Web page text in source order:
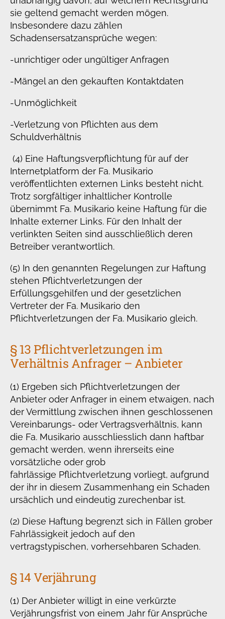
sie geltend gemacht werden mögen.
Insbesondere dazu zählen
Schadensersatzansprüche wegen:
-unrichtiger oder ungültiger Anfragen
-Mängel an den gekauften Kontaktdaten
-Unmöglichkeit
-Verletzung von Pflichten aus dem
Schuldverhältnis
(4) Eine Haftungsverpflichtung für auf der
Internetplatform der Fa. Musikario
veröffentlichten externen Links besteht nicht.
Trotz sorgfältiger inhaltlicher Kontrolle
übernimmt Fa. Musikario keine Haftung für die
Inhalte externer Links. Für den Inhalt der
verlinkten Seiten sind ausschließlich deren
Betreiber verantwortlich.
(5) In den genannten Regelungen zur Haftung
stehen Pflichtverletzungen der
Erfüllungsgehilfen und der gesetzlichen
Vertreter der Fa. Musikario den
Pflichtverletzungen der Fa. Musikario gleich.
§ 13 Pflichtverletzungen im
Verhältnis Anfrager – Anbieter
(1) Ergeben sich Pflichtverletzungen der
Anbieter oder Anfrager in einem etwaigen, nach
der Vermittlung zwischen ihnen geschlossenen
Vereinbarungs- oder Vertragsverhältnis, kann
die Fa. Musikario ausschliesslich dann haftbar
gemacht werden, wenn ihrerseits eine
vorsätzliche oder grob
fahrlässige Pflichtverletzung vorliegt, aufgrund
der ihr in diesem Zusammenhang ein Schaden
ursächlich und eindeutig zurechenbar ist.
(2) Diese Haftung begrenzt sich in Fällen grober
Fahrlässigkeit jedoch auf den
vertragstypischen, vorhersehbaren Schaden.
§ 14 Verjährung
(1) Der Anbieter willigt in eine verkürzte
Verjährungsfrist von einem Jahr für Ansprüche